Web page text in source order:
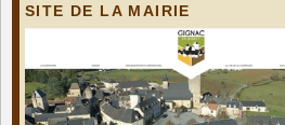
SITE DE LA MAIRIE